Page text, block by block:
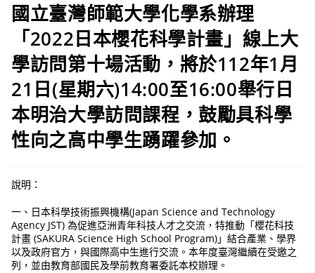
國立臺灣師範大學化學系辦理
「2022日本櫻花科學計畫」線上大
學訪問第十場活動，將於112年1月
21日(星期六)14:00至16:00舉行日
本明治大學訪問課程，鼓勵具科學
性向之高中學生踴躍參加。
說明：
一、日本科學技術振興機構(Japan Science and Technology
Agency JST) 為促進亞洲青年科技人才之交流，特推動「櫻花科技
計畫 (SAKURA Science High School Program)」結合產業、學界
以及政府官方，與國際高中生進行交流。本年度臺灣繼續在受邀之
列，並由教育部國民及學前教育署委託本校辦理。